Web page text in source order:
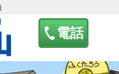
電話